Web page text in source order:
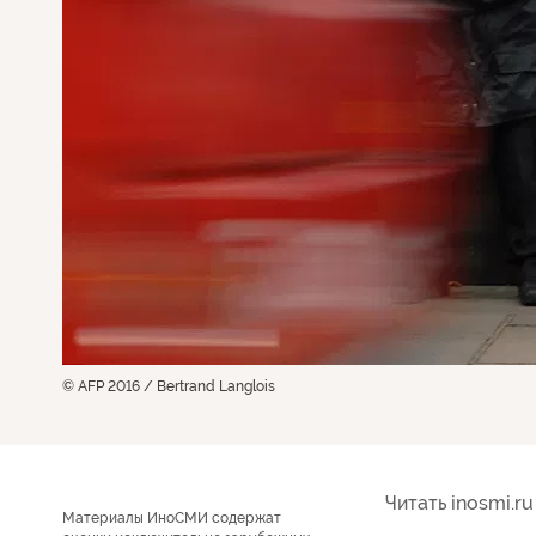
© AFP 2016 / Bertrand Langlois
Материалы ИноСМИ содержат
Читать inosmi.ru